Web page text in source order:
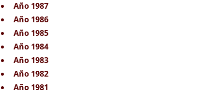
Año 1987
Año 1986
Año 1985
Año 1984
Año 1983
Año 1982
Año 1981